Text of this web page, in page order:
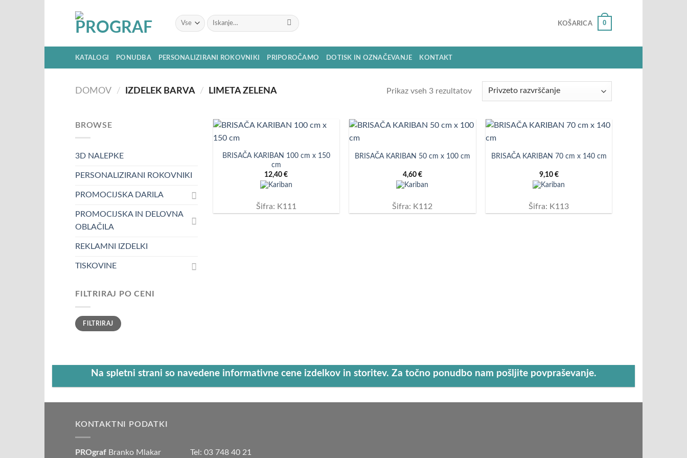
Išči:
KOŠARICA 0
KATALOGI PONUDBA PERSONALIZIRANI ROKOVNIKI PRIPOROČAMO DOTISK IN OZNAČEVANJE KONTAKT
DOMOV / IZDELEK BARVA / LIMETA ZELENA Prikaz vseh 3 rezultatov
BROWSE
3D NALEPKE
PERSONALIZIRANI ROKOVNIKI
PROMOCIJSKA DARILA
PROMOCIJSKA IN DELOVNA
OBLAČILA
REKLAMNI IZDELKI
TISKOVINE
FILTRIRAJ PO CENI
Min
cena
Max
cenaFILTRIRAJ
BRISAČA KARIBAN 100 cm x 150
cm
12,40€
Šifra: K111
BRISAČA KARIBAN 50 cm x 100 cm
4,60 €
Šifra: K112
BRISAČA KARIBAN 70 cm x 140 cm
9,10 €
Šifra: K113
Na spletni strani so navedene informativne cene izdelkov in storitev. Za točno ponudbo nam pošljite povpraševanje.
KONTAKTNI PODATKI
PROgraf Branko Mlakar Tel: 03 748 40 21